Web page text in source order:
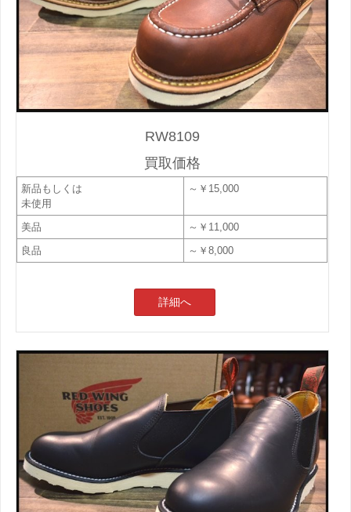
RW8109
買取価格
新品もしくは
未使用
～￥15,000
美品
～￥11,000
良品
～￥8,000
詳細へ